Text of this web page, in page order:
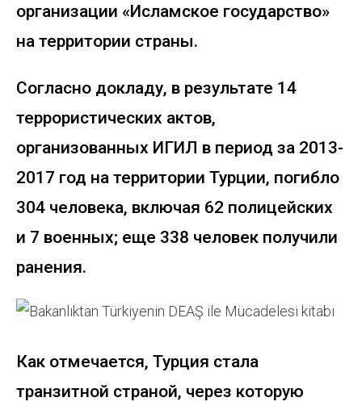
организации «Исламское государство»
на территории страны.
Согласно докладу, в результате 14
террористических актов,
организованных ИГИЛ в период за 2013-
2017 год на территории Турции, погибло
304 человека, включая 62 полицейских
и 7 военных; еще 338 человек получили
ранения.
Как отмечается, Турция стала
транзитной страной, через которую